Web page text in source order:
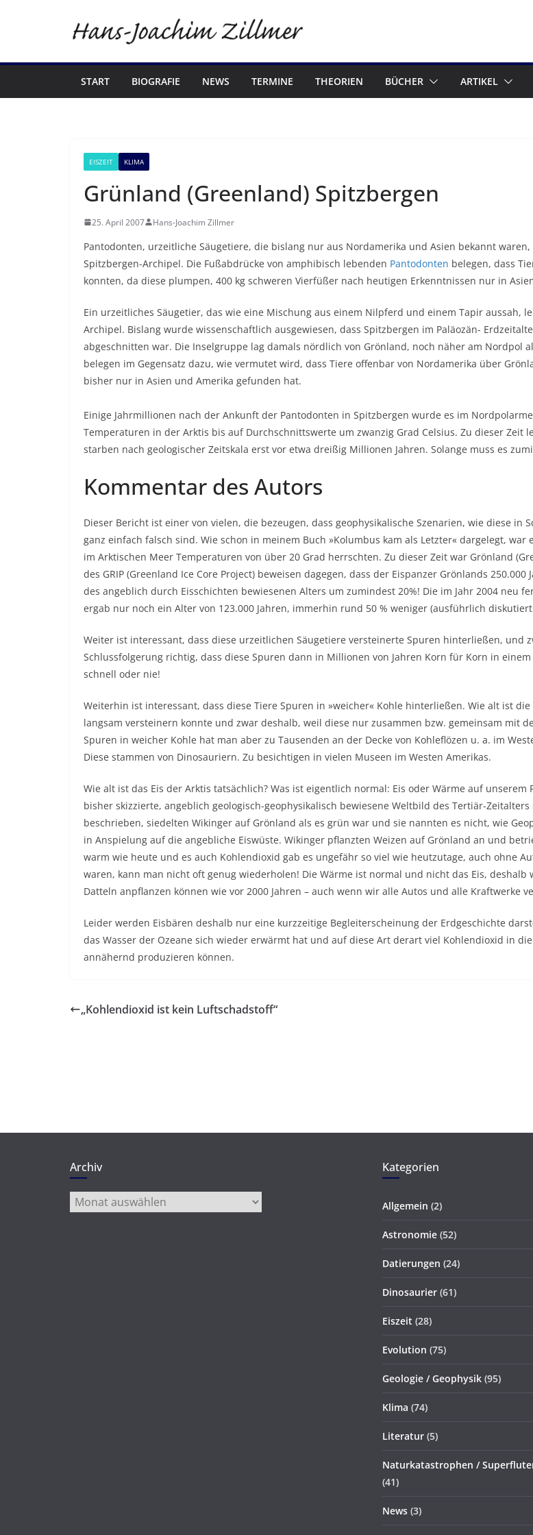
START BIOGRAFIE NEWS TERMINE THEORIEN BÜCHER ARTIKEL
EISZEIT KLIMA
Grünland (Greenland) Spitzbergen
25. April 2007 Hans-Joachim Zillmer
Pantodonten, urzeitliche Säugetiere, die bislang nur aus Nordamerika und Asien bekannt
Spitzbergen-Archipel. Die Fußabdrücke von amphibisch lebenden Pantodonten belegen, dass
konnten, da diese plumpen, 400 kg schweren Vierfüßer nach heutigen Erkenntnissen nur in
Ein urzeitliches Säugetier, das wie eine Mischung aus einem Nilpferd und einem Tapir aussah,
Archipel. Bislang wurde wissenschaftlich ausgewiesen, dass Spitzbergen im Paläozän-
abgeschnitten war. Die Inselgruppe lag damals nördlich von Grönland, noch näher am Nordpol
belegen im Gegensatz dazu, wie vermutet wird, dass Tiere offenbar von Nordamerika über
bisher nur in Asien und Amerika gefunden hat.
Einige Jahrmillionen nach der Ankunft der Pantodonten in Spitzbergen wurde es im
Temperaturen in der Arktis bis auf Durchschnittswerte um zwanzig Grad Celsius. Zu dieser Zeit
starben nach geologischer Zeitskala erst vor etwa dreißig Millionen Jahren. Solange muss es
Kommentar des Autors
Dieser Bericht ist einer von vielen, die bezeugen, dass geophysikalische Szenarien, wie diese
ganz einfach falsch sind. Wie schon in meinem Buch »Kolumbus kam als Letzter« dargelegt,
im Arktischen Meer Temperaturen von über 20 Grad herrschten. Zu dieser Zeit war Grönland
des GRIP (Greenland Ice Core Project) beweisen dagegen, dass der Eispanzer Grönlands
des angeblich durch Eisschichten bewiesenen Alters um zumindest 20%! Die im Jahr 2004 neu
ergab nur noch ein Alter von 123.000 Jahren, immerhin rund 50 % weniger (ausführlich
Weiter ist interessant, dass diese urzeitlichen Säugetiere versteinerte Spuren hinterließen, und
Schlussfolgerung richtig, dass diese Spuren dann in Millionen von Jahren Korn für Korn in
schnell oder nie!
Weiterhin ist interessant, dass diese Tiere Spuren in »weicher« Kohle hinterließen. Wie alt ist
langsam versteinern konnte und zwar deshalb, weil diese nur zusammen bzw. gemeinsam mit
Spuren in weicher Kohle hat man aber zu Tausenden an der Decke von Kohleflözen u. a. im
Diese stammen von Dinosauriern. Zu besichtigen in vielen Museen im Westen Amerikas.
Wie alt ist das Eis der Arktis tatsächlich? Was ist eigentlich normal: Eis oder Wärme auf
bisher skizzierte, angeblich geologisch-geophysikalisch bewiesene Weltbild des Tertiär-
beschrieben, siedelten Wikinger auf Grönland als es grün war und sie nannten es nicht, wie
in Anspielung auf die angebliche Eiswüste. Wikinger pflanzten Weizen auf Grönland an und
warm wie heute und es auch Kohlendioxid gab es ungefähr so viel wie heutzutage, auch ohne
waren, kann man nicht oft genug wiederholen! Die Wärme ist normal und nicht das Eis,
Datteln anpflanzen können wie vor 2000 Jahren – auch wenn wir alle Autos und alle Kraftwerke
Leider werden Eisbären deshalb nur eine kurzzeitige Begleiterscheinung der Erdgeschichte
das Wasser der Ozeane sich wieder erwärmt hat und auf diese Art derart viel Kohlendioxid in
annähernd produzieren können.
„Kohlendioxid ist kein Luftschadstoff“
Archiv
Archiv
Kategorien
Allgemein (2)
Astronomie (52)
Datierungen (24)
Dinosaurier (61)
Eiszeit (28)
Evolution (75)
Geologie / Geophysik (95)
Klima (74)
Literatur (5)
Naturkatastrophen /
(41)
News (3)